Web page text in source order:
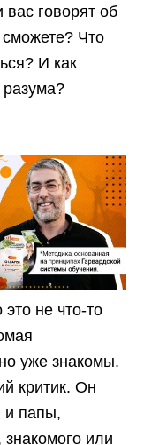
вас говорят об
Что
И как
разума?
не что-то
уже знакомы.
критик. Он
и папы,
или